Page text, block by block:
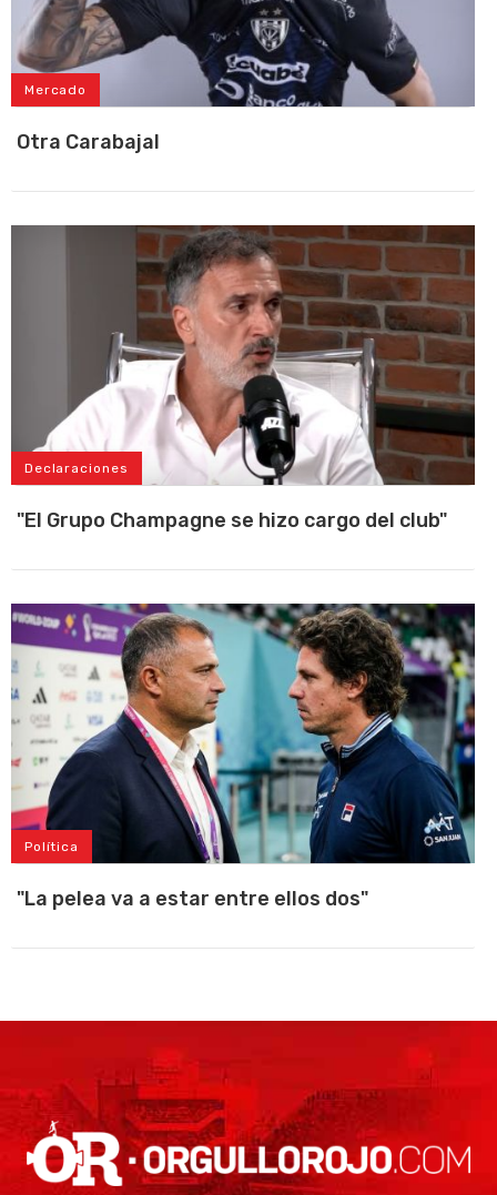
Mercado
Otra Carabajal
Declaraciones
"El Grupo Champagne se hizo cargo del club"
Política
"La pelea va a estar entre ellos dos"